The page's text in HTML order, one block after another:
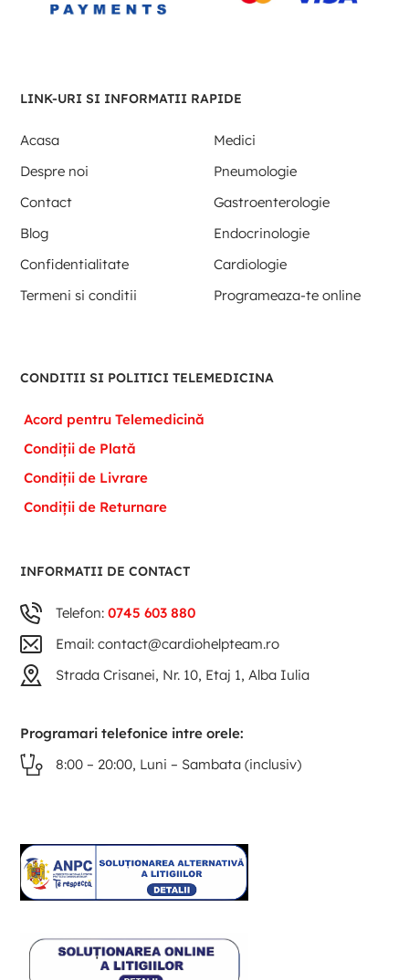
LINK-URI SI INFORMATII RAPIDE
Acasa
Medici
Despre noi
Pneumologie
Contact
Gastroenterologie
Blog
Endocrinologie
Confidentialitate
Cardiologie
Termeni si conditii
Programeaza-te online
CONDITII SI POLITICI TELEMEDICINA
Acord pentru Telemedicină
Condiții de Plată
Condiții de Livrare
Condiții de Returnare
INFORMATII DE CONTACT
Telefon:0745 603 880
Email: contact@cardiohelpteam.ro
Strada Crisanei, Nr. 10, Etaj 1, Alba Iulia
Programari telefonice intre orele:
8:00 – 20:00, Luni – Sambata (inclusiv)